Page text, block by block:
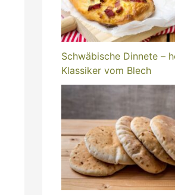
Schwäbische Dinnete –
Klassiker vom Blech